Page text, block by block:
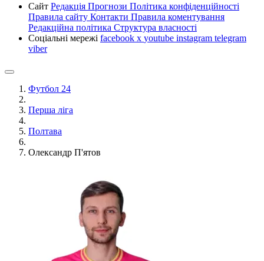
Сайт Редакція Прогнози Політика конфіденційності
Правила сайту Контакти Правила коментування
Редакційна політика Структура власності
Соціальні мережі facebook x youtube instagram telegram
viber
Футбол 24
Перша ліга
Полтава
Олександр П'ятов